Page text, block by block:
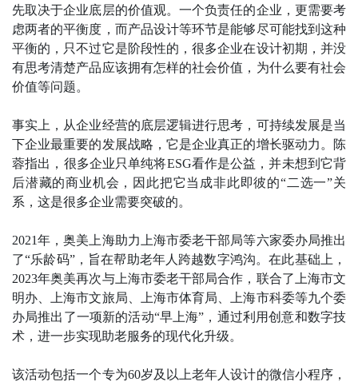
先取决于企业底层的价值观。一个负责任的企业，更需要考
虑两者的平衡度，而产品设计等环节是能够尽可能找到这种
平衡的，只不过它是阶段性的，很多企业在设计初期，并没
有思考清楚产品应该拥有怎样的社会价值，为什么要有社会
价值等问题。
事实上，从企业经营的底层逻辑进行思考，可持续发展是当
下企业最重要的发展战略，它是企业真正的增长驱动力。陈
蓉指出，很多企业只单纯将ESG看作是公益，并未想到它背
后潜藏的商业机会，因此把它当成非此即彼的“二选一”关
系，这是很多企业需要突破的。
2021年，奥美上海助力上海市委老干部局等六家委办局推出
了“乐龄码”，旨在帮助老年人跨越数字鸿沟。在此基础上，
2023年奥美再次与上海市委老干部局合作，联合了上海市文
明办、上海市文旅局、上海市体育局、上海市科委等九个委
办局推出了一项新的活动“早上海”，通过利用创意和数字技
术，进一步实现助老服务的现代化升级。
该活动包括一个专为60岁及以上老年人设计的微信小程序，